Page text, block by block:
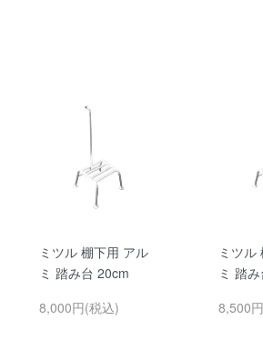
ミツル 棚下用 アル
ミ 踏み台 20cm
8,000円(税込)
ミツル
ミ 踏
8,500